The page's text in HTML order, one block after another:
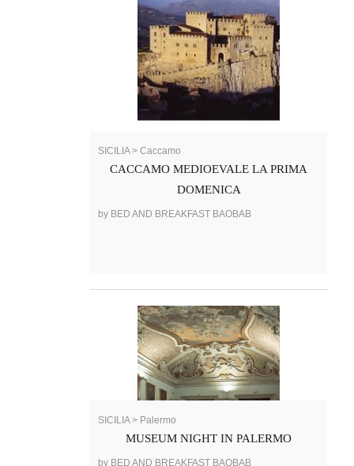
SICILIA > Caccamo
CACCAMO MEDIOEVALE LA PRIMA
DOMENICA
by BED AND BREAKFAST BAOBAB
SICILIA > Palermo
MUSEUM NIGHT IN PALERMO
by BED AND BREAKFAST BAOBAB